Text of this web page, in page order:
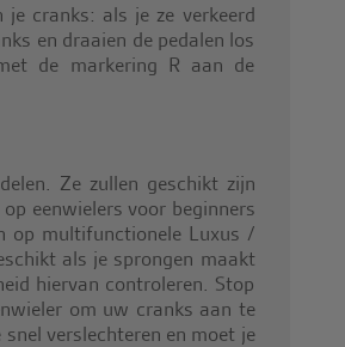
cranks: als je ze verkeerd
en draaien de pedalen los
de markering R aan de
Ze zullen geschikt zijn
eenwielers voor beginners
op multifunctionele Luxus /
als je sprongen maakt
hiervan controleren. Stop
om uw cranks aan te
verslechteren en moet je